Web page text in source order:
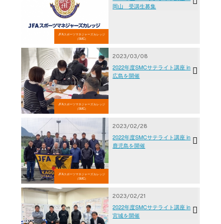
JFAスポーツマネジャーズカレッジ
（SMC）
岡山 受講生募集
JFAスポーツマネジャーズカレッジ
（SMC）
2023/03/08
2022年度SMCサテライト講座 in
広島を開催
JFAスポーツマネジャーズカレッジ
（SMC）
2023/02/28
2022年度SMCサテライト講座 in
鹿児島を開催
2023/02/21
2022年度SMCサテライト講座 in
宮城を開催